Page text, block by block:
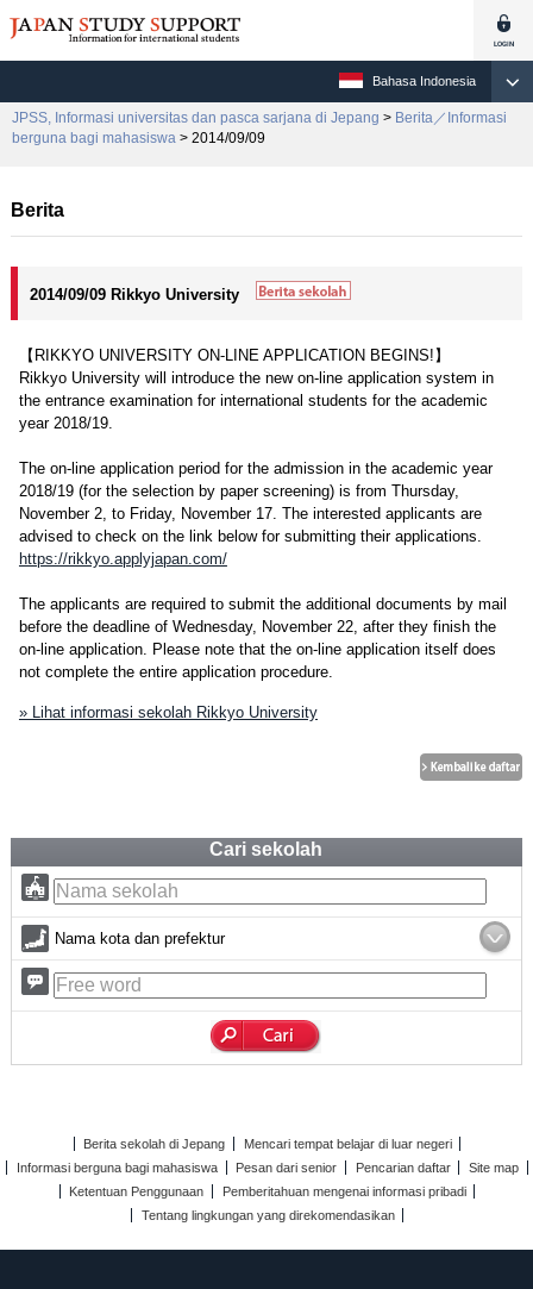
Bahasa Indonesia
JPSS, Informasi universitas dan pasca sarjana di Jepang > Berita／Informasi
berguna bagi mahasiswa > 2014/09/09
Berita
2014/09/09 Rikkyo University
【RIKKYO UNIVERSITY ON-LINE APPLICATION BEGINS!】
Rikkyo University will introduce the new on-line application system in
the entrance examination for international students for the academic
year 2018/19.
The on-line application period for the admission in the academic year
2018/19 (for the selection by paper screening) is from Thursday,
November 2, to Friday, November 17. The interested applicants are
advised to check on the link below for submitting their applications.
https://rikkyo.applyjapan.com/
The applicants are required to submit the additional documents by mail
before the deadline of Wednesday, November 22, after they finish the
on-line application. Please note that the on-line application itself does
not complete the entire application procedure.
» Lihat informasi sekolah Rikkyo University
Cari sekolah
Nama kota dan prefektur
Berita sekolah di Jepang
Mencari tempat belajar di luar negeri
Informasi berguna bagi mahasiswa
Pesan dari senior Pencarian daftar
Site map
Ketentuan Penggunaan
Pemberitahuan mengenai informasi pribadi
Tentang lingkungan yang direkomendasikan